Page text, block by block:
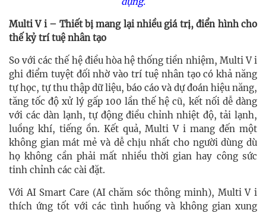
Multi V i – Thiết bị mang lại nhiều giá trị, điển hình cho
thế kỷ trí tuệ nhân tạo
So với các thế hệ điều hòa hệ thống tiền nhiệm, Multi V i
ghi điểm tuyệt đối nhờ vào trí tuệ nhân tạo có khả năng
tự học, tự thu thập dữ liệu, báo cáo và dự đoán hiệu năng,
tăng tốc độ xử lý gấp 100 lần thế hệ cũ, kết nối dễ dàng
với các dàn lạnh, tự động điều chỉnh nhiệt độ, tải lạnh,
luồng khí, tiếng ồn. Kết quả, Multi V i mang đến một
không gian mát mẻ và dễ chịu nhất cho người dùng dù
họ không cần phải mất nhiều thời gian hay công sức
tinh chỉnh các cài đặt.
Với AI Smart Care (AI chăm sóc thông minh), Multi V i
thích ứng tốt với các tình huống và không gian xung